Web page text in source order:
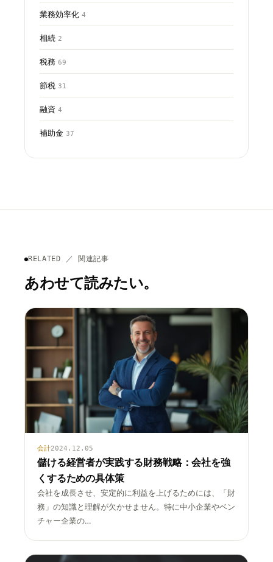
業務効率化 4
相続 2
税務 69
節税 31
融資 4
補助金 37
RELATED ／ 関連記事
あわせて読みたい。
会計2024.12.05
儲ける経営者が実践する財務戦略：会社を強
くするための具体策
会社を成長させ、安定的に利益を上げるためには、「財
務」の知識と理解が欠かせません。特に中小企業やベン
チャー企業の…